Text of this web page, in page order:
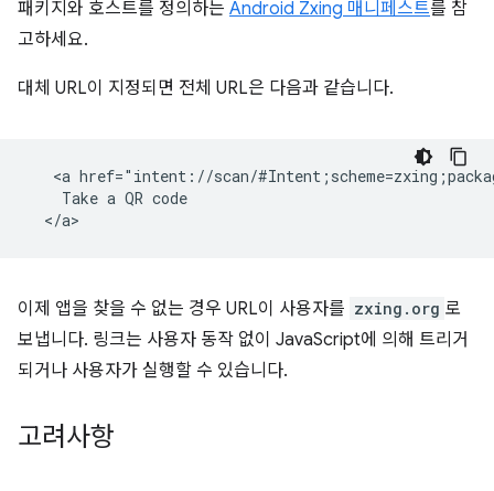
패키지와 호스트를 정의하는 Android Zxing 매니페스트를 참
고하세요.
대체 URL이 지정되면 전체 URL은 다음과 같습니다.
<a href="intent://scan/
    Take a QR code
이제 앱을 찾을 수 없는 경우 URL이 사용자를 zxing.org 로
보냅니다. 링크는 사용자 동작 없이 JavaScript에 의해 트리거
되거나 사용자가 실행할 수 있습니다.
고려사항